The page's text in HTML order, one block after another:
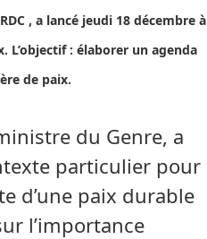
, a lancé jeudi 18 décembre à
L’objectif : élaborer un agenda
de paix.
du Genre, a
particulier pour
d’une paix durable
l’importance